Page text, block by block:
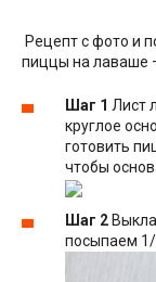
Рецепт с фото и
пиццы на лаваше
Шаг 1 Лист
круглое
готовить
чтобы
Шаг 2
посыпаем 1/